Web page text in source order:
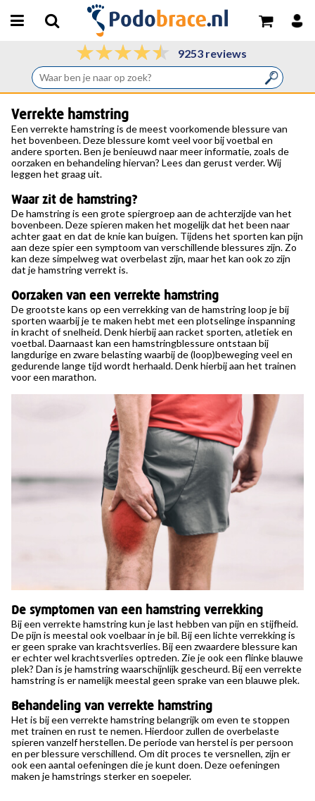
9253 reviews
Verrekte hamstring
Een verrekte hamstringis de meest voorkomende blessure van
het bovenbeen. Deze blessure komt veel voor bij voetbal en
andere sporten. Ben je benieuwd naar meer informatie, zoals de
oorzaken en behandeling hiervan? Lees dan gerust verder. Wij
leggen het graag uit.
Waar zit de hamstring?
De hamstring is een grote spiergroep aan de achterzijde van het
bovenbeen. Deze spieren maken het mogelijk dat het been naar
achter gaat en dat de knie kan buigen. Tijdens het sporten kan pijn
aan deze spier een symptoom van verschillende blessures zijn. Zo
kan deze simpelweg wat overbelast zijn, maar het kan ook zo zijn
dat je hamstring verrekt is.
Oorzaken van een verrekte hamstring
De grootste kans op een verrekking van de hamstring loop je bij
sporten waarbij je te maken hebt met een plotselinge inspanning
in kracht of snelheid. Denk hierbij aan racket sporten, atletiek en
voetbal. Daarnaast kan een hamstringblessure ontstaan bij
langdurige en zware belasting waarbij de (loop)beweging veel en
gedurende lange tijd wordt herhaald. Denk hierbij aan het trainen
voor een marathon.
De symptomen van een hamstring verrekking
Bij een verrekte hamstring kun je last hebben van pijn en stijfheid.
De pijn is meestal ook voelbaar in je bil. Bij een lichte verrekking is
er geen sprake van krachtsverlies. Bij een zwaardere blessure kan
er echter wel krachtsverlies optreden. Zie je ook een flinke blauwe
plek? Dan is je hamstring waarschijnlijk gescheurd. Bij een verrekte
hamstring is er namelijk meestal geen sprake van een blauwe plek.
Behandeling van verrekte hamstring
Het is bij een verrekte hamstring belangrijk om even te stoppen
met trainen en rust te nemen. Hierdoor zullen de overbelaste
spieren vanzelf herstellen. De periode van herstel is per persoon
en per blessure verschillend. Om dit proces te versnellen, zijn er
ook een aantal oefeningen die je kunt doen. Deze oefeningen
maken je hamstrings sterker en soepeler.